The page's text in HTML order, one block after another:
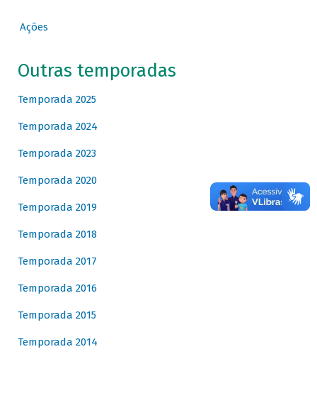
Ações
Outras temporadas
Temporada 2025
Temporada 2024
Temporada 2023
Temporada 2020
Temporada 2019
Temporada 2018
Temporada 2017
Temporada 2016
Temporada 2015
Temporada 2014